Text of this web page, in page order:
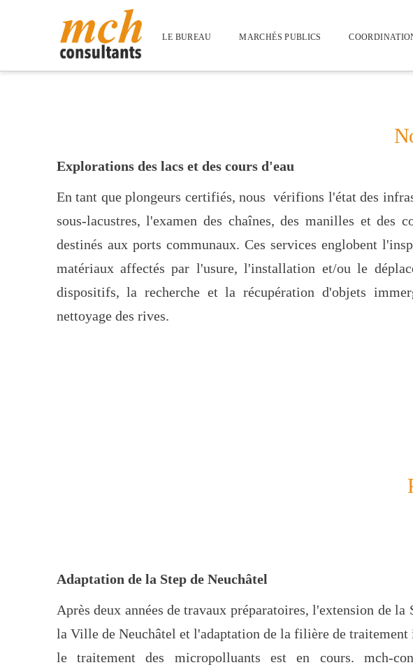
LE BUREAU MARCHÉS PUBLICS
Explorations des lacs et des cours d'eau
En tant que plongeurs certifiés, nous vérifions l'état des
sous-lacustres, l'examen des chaînes, des manilles et des
destinés aux ports communaux. Ces services englobent
matériaux affectés par l'usure, l'installation et/ou le
dispositifs, la recherche et la récupération d'objets
nettoyage des rives.
Adaptation de la Step de Neuchâtel
Après deux années de travaux préparatoires, l'extension de la
la Ville de Neuchâtel et l'adaptation de la filière de traitement
le traitement des micropolluants est en cours. mch-